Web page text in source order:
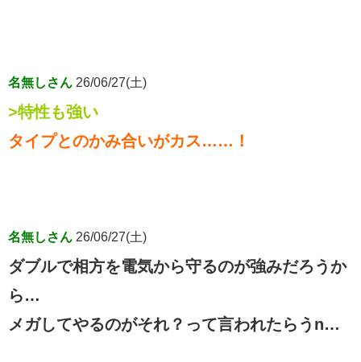
名無しさん 26/06/27(土)
>特性も強い
タイプとのかみ合いがカス……！
名無しさん 26/06/27(土)
ダブルで相方を電気から守るのが強みだろうか
ら…
メガしてやるのがそれ？って言われたらうn…